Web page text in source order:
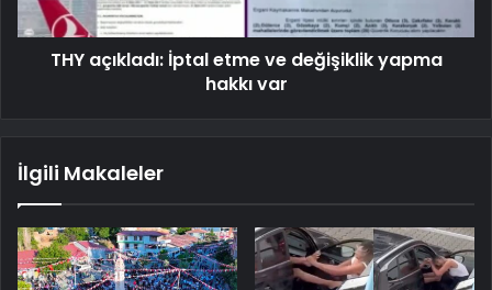
THY açıkladı: İptal etme ve değişiklik yapma
hakkı var
İlgili Makaleler